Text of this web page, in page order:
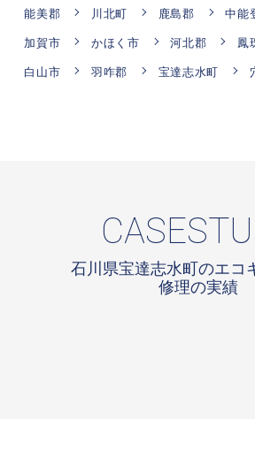
能美郡
川北町 鹿島郡 中能
加賀市
かほく市 河北郡 鳳
白山市
羽咋郡 宝達志水町
石川県宝達志水町のエコ
修理の実績